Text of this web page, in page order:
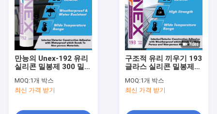
만능의 Unex-192 유리
실리콘 밀봉제 300 밀리
Gp
MOQ:1개 박스
최신 가격 받기
구조적 유리 끼우기 193
글라스 실리콘 밀봉제
MOQ:1개 박스
최신 가격 받기